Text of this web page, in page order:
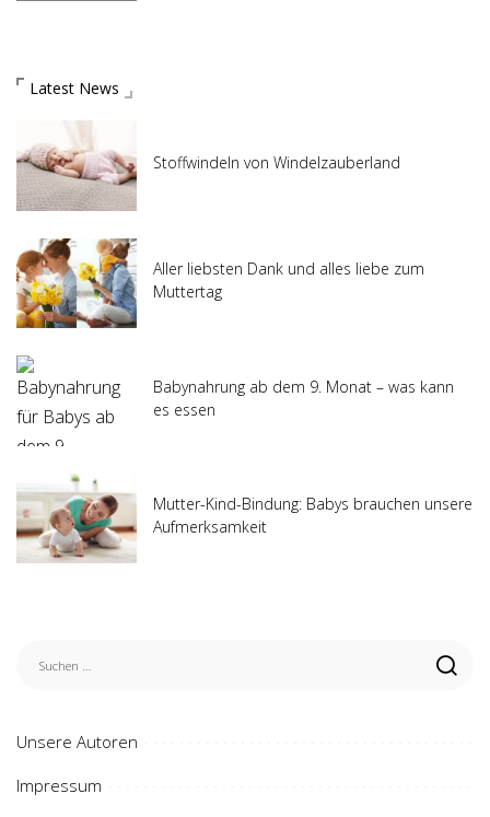
Latest News
Stoffwindeln von Windelzauberland
Aller liebsten Dank und alles liebe zum
Muttertag
Babynahrung ab dem 9. Monat – was kann
es essen
Mutter-Kind-Bindung: Babys brauchen unsere
Aufmerksamkeit
Unsere Autoren
Impressum